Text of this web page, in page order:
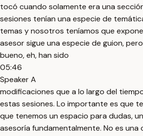
tocó cuando solamente era una
sesiones tenían una especie de
temas y nosotros teníamos que
asesor sigue una especie de guion,
bueno, eh, han sido
05:46
Speaker A
modificaciones que a lo largo del
estas sesiones. Lo importante es que
que tenemos un espacio para dudas,
asesoría fundamentalmente. No es una